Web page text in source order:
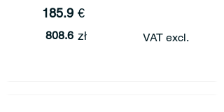
185.9 €
808.6 zł VAT excl.